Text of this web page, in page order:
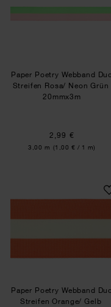
Paper Poetry Webband Duo
Streifen Rosa/ Neon Grün
20mmx3m
2,99 €
Inhalt:
3,00 m (1,00 € / 1 m)
Paper
Paper Poetry Webband Duo
Streifen Orange/ Gelb